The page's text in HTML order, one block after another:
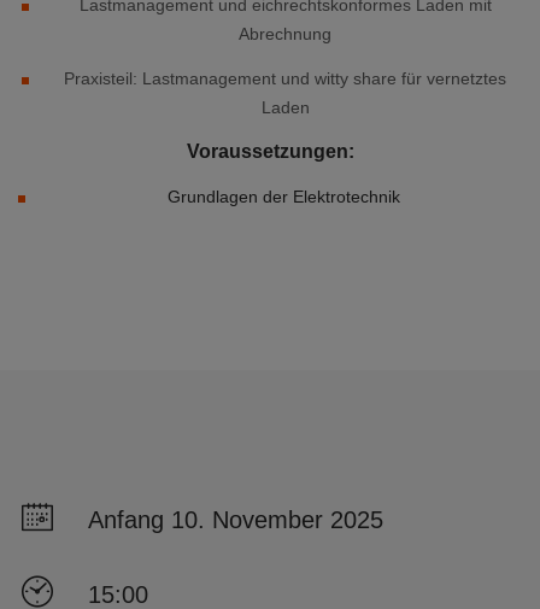
Lastmanagement und eichrechtskonformes Laden mit
Abrechnung
Praxisteil: Lastmanagement und witty share für vernetztes
Laden
Voraussetzungen:
Grundlagen der Elektrotechnik
Anfang 10. November 2025
15:00